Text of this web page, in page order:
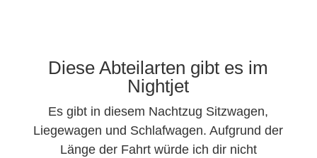
Diese Abteilarten gibt es im
Nightjet
Es gibt in diesem Nachtzug Sitzwagen,
Liegewagen und Schlafwagen. Aufgrund der
Länge der Fahrt würde ich dir nicht